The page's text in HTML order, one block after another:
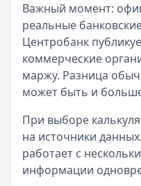
Обслуживание:
Рейтинг:4.8(11 отзывов)
Уралсиб Банк— 120 дней
Лимит: до5 000 000 ₽
Льготный период:120
Обслуживание:
Все кредитные карты
Займы — лучшие
Быстроденьги— Без
Сумма: до30 000₽
Важный момент:
реальные
Центробанк
коммерческие
маржу. Разница
может быть и
При выборе
на источники
работает с
информации